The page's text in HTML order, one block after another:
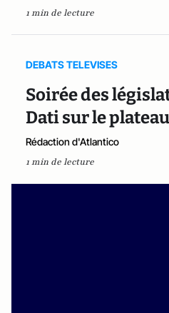
1 min de lecture
DEBATS TELEVISES
Soirée des
Dati sur le plateau
Rédaction d'Atlantico
1 min de lecture